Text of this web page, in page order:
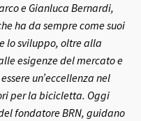
e Gianluca Bernardi,
ha da sempre come suoi
lo sviluppo, oltre alla
esigenze del mercato e
un’eccellenza nel
per la bicicletta. Oggi
fondatore BRN, guidano